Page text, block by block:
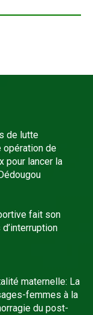
de lutte
opération de
pour lancer la
fait son
maternelle: La
femmes à la
du post-